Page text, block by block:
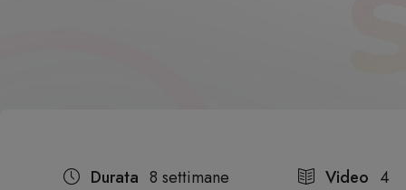
Durata 8 settimane
Video 4